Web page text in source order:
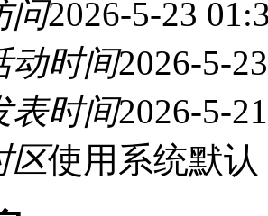
问2026-5-23
动时间2026-5-
表时间2026-5-
区使用系统默认